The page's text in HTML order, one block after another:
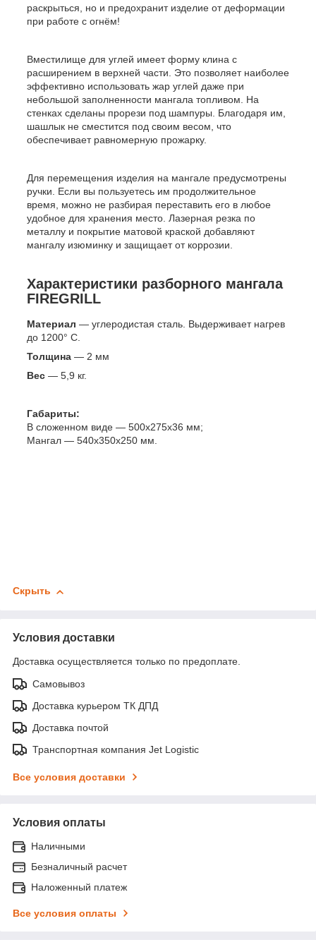
раскрыться, но и предохранит изделие от деформации
при работе с огнём!
Вместилище для углей имеет форму клина с
расширением в верхней части. Это позволяет наиболее
эффективно использовать жар углей даже при
небольшой заполненности мангала топливом. На
стенках сделаны прорези под шампуры. Благодаря им,
шашлык не сместится под своим весом, что
обеспечивает равномерную прожарку.
Для перемещения изделия на мангале предусмотрены
ручки. Если вы пользуетесь им продолжительное
время, можно не разбирая переставить его в любое
удобное для хранения место. Лазерная резка по
металлу и покрытие матовой краской добавляют
мангалу изюминку и защищает от коррозии.
Характеристики разборного мангала
FIREGRILL
Материал — углеродистая сталь. Выдерживает нагрев
до 1200° С.
Толщина — 2 мм
Вес — 5,9 кг.
Габариты:
В сложенном виде — 500х275х36 мм;
Мангал — 540х350х250 мм.
Скрыть
Условия доставки
Доставка осуществляется только по предоплате.
Самовывоз
Доставка курьером ТК ДПД
Доставка почтой
Транспортная компания Jet Logistic
Все условия доставки
Условия оплаты
Наличными
Безналичный расчет
Наложенный платеж
Все условия оплаты